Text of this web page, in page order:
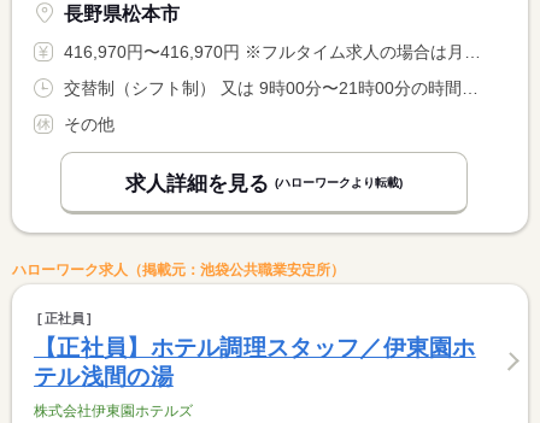
長野県松本市
416,970円〜416,970円 ※フルタイム求人の場合は月額（換算額）、パート求人の場合は時間額を表示しています。
その他
求人詳細を見る (ハローワークより転載)
ハローワーク求人（掲載元：池袋公共職業安定所）
正社員
【正社員】ホテル調理スタッフ／伊東園ホ
テル浅間の湯
株式会社伊東園ホテルズ